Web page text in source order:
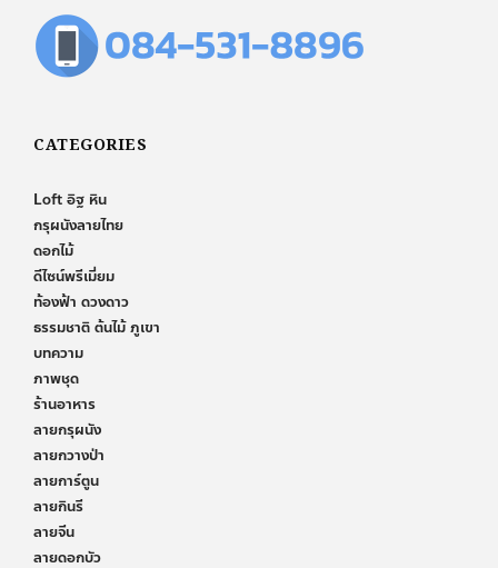
CATEGORIES
Loft อิฐ หิน
กรุผนังลายไทย
ดอกไม้
ดีไซน์พรีเมี่ยม
ท้องฟ้า ดวงดาว
ธรรมชาติ ต้นไม้ ภูเขา
บทความ
ภาพชุด
ร้านอาหาร
ลายกรุผนัง
ลายกวางป่า
ลายการ์ตูน
ลายกินรี
ลายจีน
ลายดอกบัว